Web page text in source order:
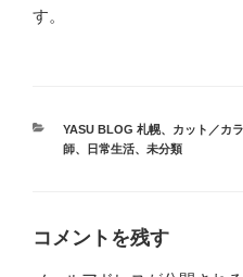
す。
カ
テ
YASU BLOG 札幌、 カット／カ
師、 日常生活、 未分類
コメントを残す